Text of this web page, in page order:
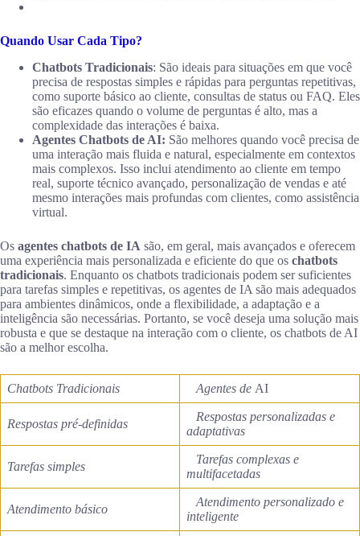
Quando Usar Cada Tipo?
Chatbots Tradicionais: São ideais para situações em que você
precisa de respostas simples e rápidas para perguntas repetitivas,
como suporte básico ao cliente, consultas de status ou FAQ. Eles
são eficazes quando o volume de perguntas é alto, mas a
complexidade das interações é baixa.
Agentes Chatbots de AI: São melhores quando você precisa de
uma interação mais fluida e natural, especialmente em contextos
mais complexos. Isso inclui atendimento ao cliente em tempo
real, suporte técnico avançado, personalização de vendas e até
mesmo interações mais profundas com clientes, como assistência
virtual.
Os agentes chatbots de IA são, em geral, mais avançados e oferecem
uma experiência mais personalizada e eficiente do que os chatbots
tradicionais. Enquanto os chatbots tradicionais podem ser suficientes
para tarefas simples e repetitivas, os agentes de IA são mais adequados
para ambientes dinâmicos, onde a flexibilidade, a adaptação e a
inteligência são necessárias. Portanto, se você deseja uma solução mais
robusta e que se destaque na interação com o cliente, os chatbots de AI
são a melhor escolha.
Chatbots Tradicionais Agentes de AI
Respostas pré-definidas
Respostas personalizadas e
adaptativas
Tarefas simples
Tarefas complexas e
multifacetadas
Atendimento básico
Atendimento personalizado e
inteligente